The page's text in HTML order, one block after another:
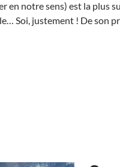
en notre sens) est la plus
Soi, justement ! De son